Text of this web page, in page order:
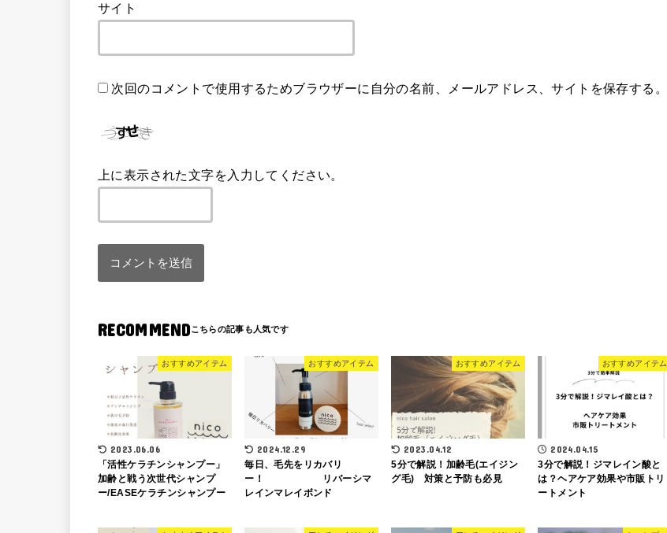
サイト
次回のコメントで使用するためブラウザーに自分の名前、メールアドレス、サイトを保存する。
上に表示された文字を入力してください。
RECOMMEND
おすすめアイテム
2023.06.06
「活性ケラチンシャンプー」
加齢と戦う次世代シャンプ
ー/EASEケラチンシャンプー
おすすめアイテム
2024.12.29
毎日、毛先をリカバリ
ー！ リバーシマ
レインマレイボンド
おすすめアイテム
2023.04.12
5分で解説！加齢毛(エイジン
グ毛) 対策と予防も必見
おすすめアイテム
2024.04.15
3分で解説！ジマレイン酸と
は？ヘアケア効果や市販トリ
ートメント